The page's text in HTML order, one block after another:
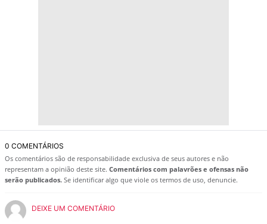
0 COMENTÁRIOS
Os comentários são de responsabilidade exclusiva de seus autores e não
representam a opinião deste site. Comentários com palavrões e ofensas não
serão publicados. Se identificar algo que viole os termos de uso, denuncie.
DEIXE UM COMENTÁRIO